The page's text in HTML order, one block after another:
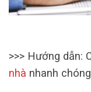
>>> Hướng dẫn:
nhà nhanh